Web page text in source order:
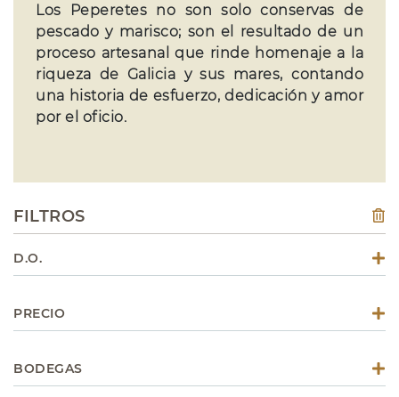
Los Peperetes no son solo conservas de
pescado y marisco; son el resultado de un
proceso artesanal que rinde homenaje a la
riqueza de Galicia y sus mares, contando
una historia de esfuerzo, dedicación y amor
por el oficio.
FILTROS
D.O.
PRECIO
BODEGAS